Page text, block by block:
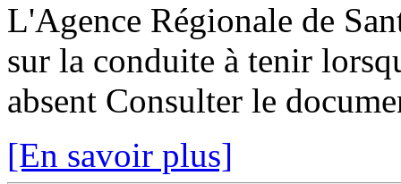
L'Agence Régionale de
sur la conduite à tenir
absent Consulter le
[En savoir plus]